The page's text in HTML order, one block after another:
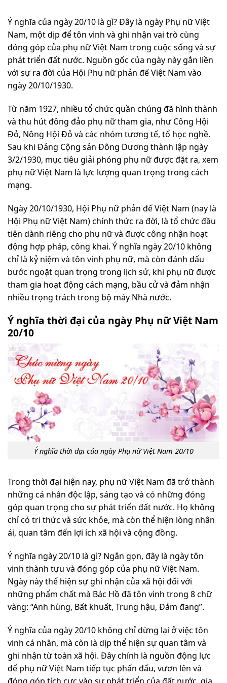
Ý nghĩa của ngày 20/10 là gì? Đây là ngày Phụ nữ Việt
Nam, một dịp để tôn vinh và ghi nhận vai trò cùng
đóng góp của phụ nữ Việt Nam trong cuộc sống và sự
phát triển đất nước. Nguồn gốc của ngày này gắn liền
với sự ra đời của Hội Phụ nữ phản đế Việt Nam vào
ngày 20/10/1930.
Từ năm 1927, nhiều tổ chức quần chúng đã hình thành
và thu hút đông đảo phụ nữ tham gia, như Công Hội
Đỏ, Nông Hội Đỏ và các nhóm tương tế, tổ học nghề.
Sau khi Đảng Cộng sản Đông Dương thành lập ngày
3/2/1930, mục tiêu giải phóng phụ nữ được đặt ra, xem
phụ nữ Việt Nam là lực lượng quan trọng trong cách
mạng.
Ngày 20/10/1930, Hội Phụ nữ phản đế Việt Nam (nay là
Hội Phụ nữ Việt Nam) chính thức ra đời, là tổ chức đầu
tiên dành riêng cho phụ nữ và được công nhận hoạt
động hợp pháp, công khai. Ý nghĩa ngày 20/10 không
chỉ là kỷ niệm và tôn vinh phụ nữ, mà còn đánh dấu
bước ngoặt quan trọng trong lịch sử, khi phụ nữ được
tham gia hoạt động cách mạng, bầu cử và đảm nhận
nhiều trọng trách trong bộ máy Nhà nước.
Ý nghĩa thời đại của ngày Phụ nữ Việt Nam
20/10
Ý nghĩa thời đại của ngày Phụ nữ Việt Nam 20/10
Trong thời đại hiện nay, phụ nữ Việt Nam đã trở thành
những cá nhân độc lập, sáng tạo và có những đóng
góp quan trọng cho sự phát triển đất nước. Họ không
chỉ có tri thức và sức khỏe, mà còn thể hiện lòng nhân
ái, quan tâm đến lợi ích xã hội và cộng đồng.
Ý nghĩa ngày 20/10 là gì? Ngắn gọn, đây là ngày tôn
vinh thành tựu và đóng góp của phụ nữ Việt Nam.
Ngày này thể hiện sự ghi nhận của xã hội đối với
những phẩm chất mà Bác Hồ đã tôn vinh trong 8 chữ
vàng: “Anh hùng, Bất khuất, Trung hậu, Đảm đang”.
Ý nghĩa của ngày 20/10 không chỉ dừng lại ở việc tôn
vinh cá nhân, mà còn là dịp thể hiện sự quan tâm và
ghi nhận từ toàn xã hội. Đây chính là nguồn động lực
để phụ nữ Việt Nam tiếp tục phấn đấu, vươn lên và